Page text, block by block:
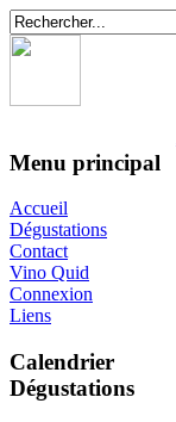
Menu principal
Accueil
Dégustations
Contact
Vino Quid
Connexion
Liens
Calendrier
Dégustations